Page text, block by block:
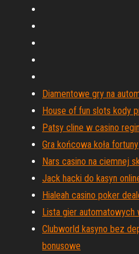
Diamentowe gry na
House of fun slots kody
Patsy cline w casino
Gra końcowa koła fortuny
Nars casino na ciemnej
Jack hacki do kasyn
Hialeah casino poker
Lista gier automatowych
Clubworld kasyno bez
bonusowe